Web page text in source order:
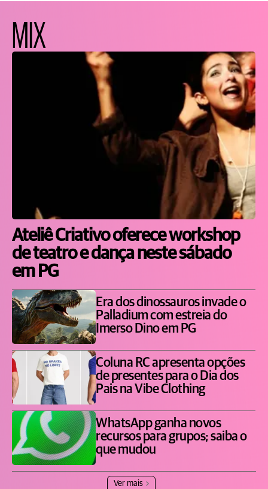
MIX
Ateliê Criativo oferece workshop
de teatro e dança neste sábado
em PG
Era dos dinossauros invade o
Palladium com estreia do
Imerso Dino em PG
Coluna RC apresenta opções
de presentes para o Dia dos
Pais na Vibe Clothing
WhatsApp ganha novos
recursos para grupos; saiba o
que mudou
Ver mais